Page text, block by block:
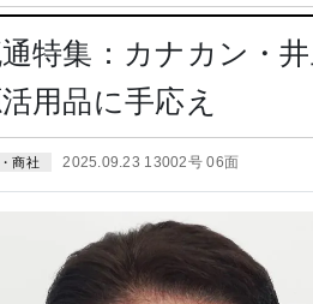
特集：カナカン・
用品に手応え
商社 2025.09.23 13002号 06面